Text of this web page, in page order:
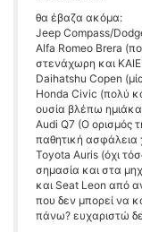
θα έβαζα ακόμα:
Jeep Compass/
Alfa Romeo Brera
στενάχωρη και
Daihatshu Copen
Honda Civic (πολύ
ουσία βλέπω
Audi Q7 (Ο ορισμός
παθητική ασφάλεια
Toyota Auris (όχι
σημασία και στα
και Seat Leon από
που δεν μπορεί να
πάνω? ευχαριστώ